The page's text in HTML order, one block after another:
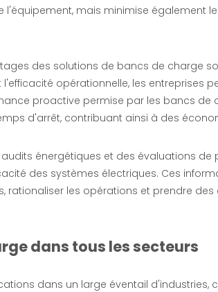
l'équipement, mais minimise également
des solutions de bancs de charge
opérationnelle, les entreprises
proactive permise par les bancs de
d'arrêt, contribuant ainsi à des
énergétiques et des évaluations de
des systèmes électriques. Ces
les opérations et prendre
dans tous les secteurs
dans un large éventail d'industries,